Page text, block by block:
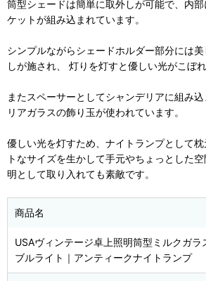
筒型シェードは簡単に取外しが可能で、内
ケットが組み込まれています。
シンプルながらシェードホルダー部分には
しが施され、 灯りを灯すと優しい光がこぼれ
またスペーサーとしてシャンデリアに組み
リアガラスの飾り玉が使われています。
優しい光を灯すため、ナイトランプとして
トなサイズを生かして手元やちょっとした
明として取り入れても素敵です。
商品名
USAヴィンテージ卓上照明筒型ミルクガラ
ブルライト｜アンティークナイトランプ